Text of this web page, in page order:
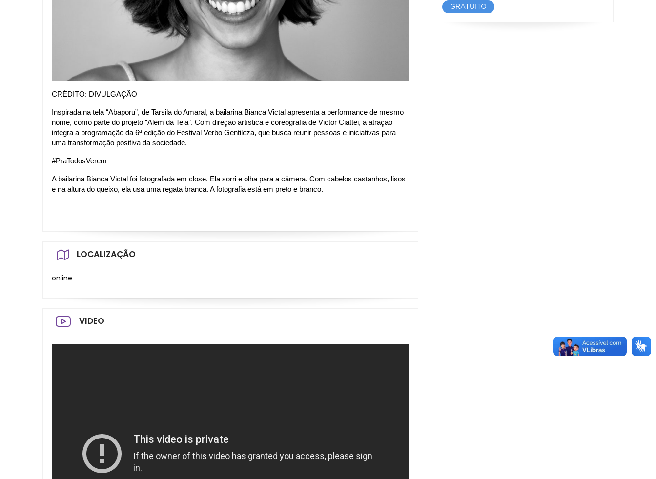
CRÉDITO: DIVULGAÇÃO
Inspirada na tela “Abaporu”, de Tarsila do Amaral, a bailarina Bianca Victal apresenta a performance de mesmo
nome, como parte do projeto “Além da Tela”. Com direção artística e coreografia de Victor Ciattei, a atração
integra a programação da 6ª edição do Festival Verbo Gentileza, que busca reunir pessoas e iniciativas para
uma transformação positiva da sociedade.
#PraTodosVerem
A bailarina Bianca Victal foi fotografada em close. Ela sorri e olha para a câmera. Com cabelos castanhos, lisos
e na altura do queixo, ela usa uma regata branca. A fotografia está em preto e branco.
LOCALIZAÇÃO
online
VIDEO
GRATUITO